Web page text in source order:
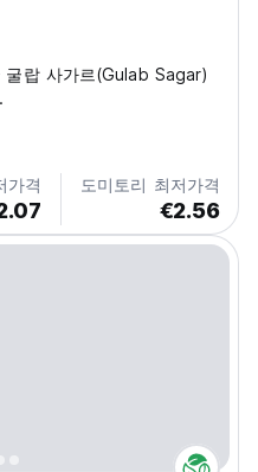
랍 사가르(Gulab Sagar)
가격 도미토리 최저가격
€2.56